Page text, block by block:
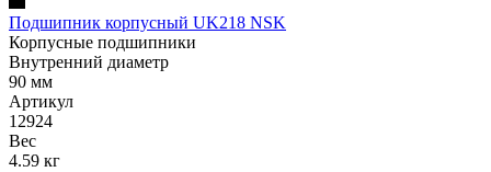
Подшипник корпусный UK218 NSK
Корпусные подшипники
Внутренний диаметр
90 мм
Артикул
12924
Вес
4.59 кг